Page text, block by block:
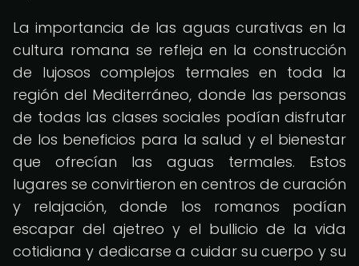
La importancia de las aguas curativas en la
cultura romana se refleja en la construcción
de lujosos complejos termales en toda la
región del Mediterráneo, donde las personas
de todas las clases sociales podían disfrutar
de los beneficios para la salud y el bienestar
que ofrecían las aguas termales. Estos
lugares se convirtieron en centros de curación
y relajación, donde los romanos podían
escapar del ajetreo y el bullicio de la vida
cotidiana y dedicarse a cuidar su cuerpo y su